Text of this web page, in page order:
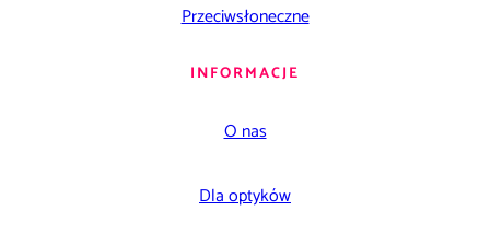
Przeciwsłoneczne
INFORMACJE
O nas
Dla optyków